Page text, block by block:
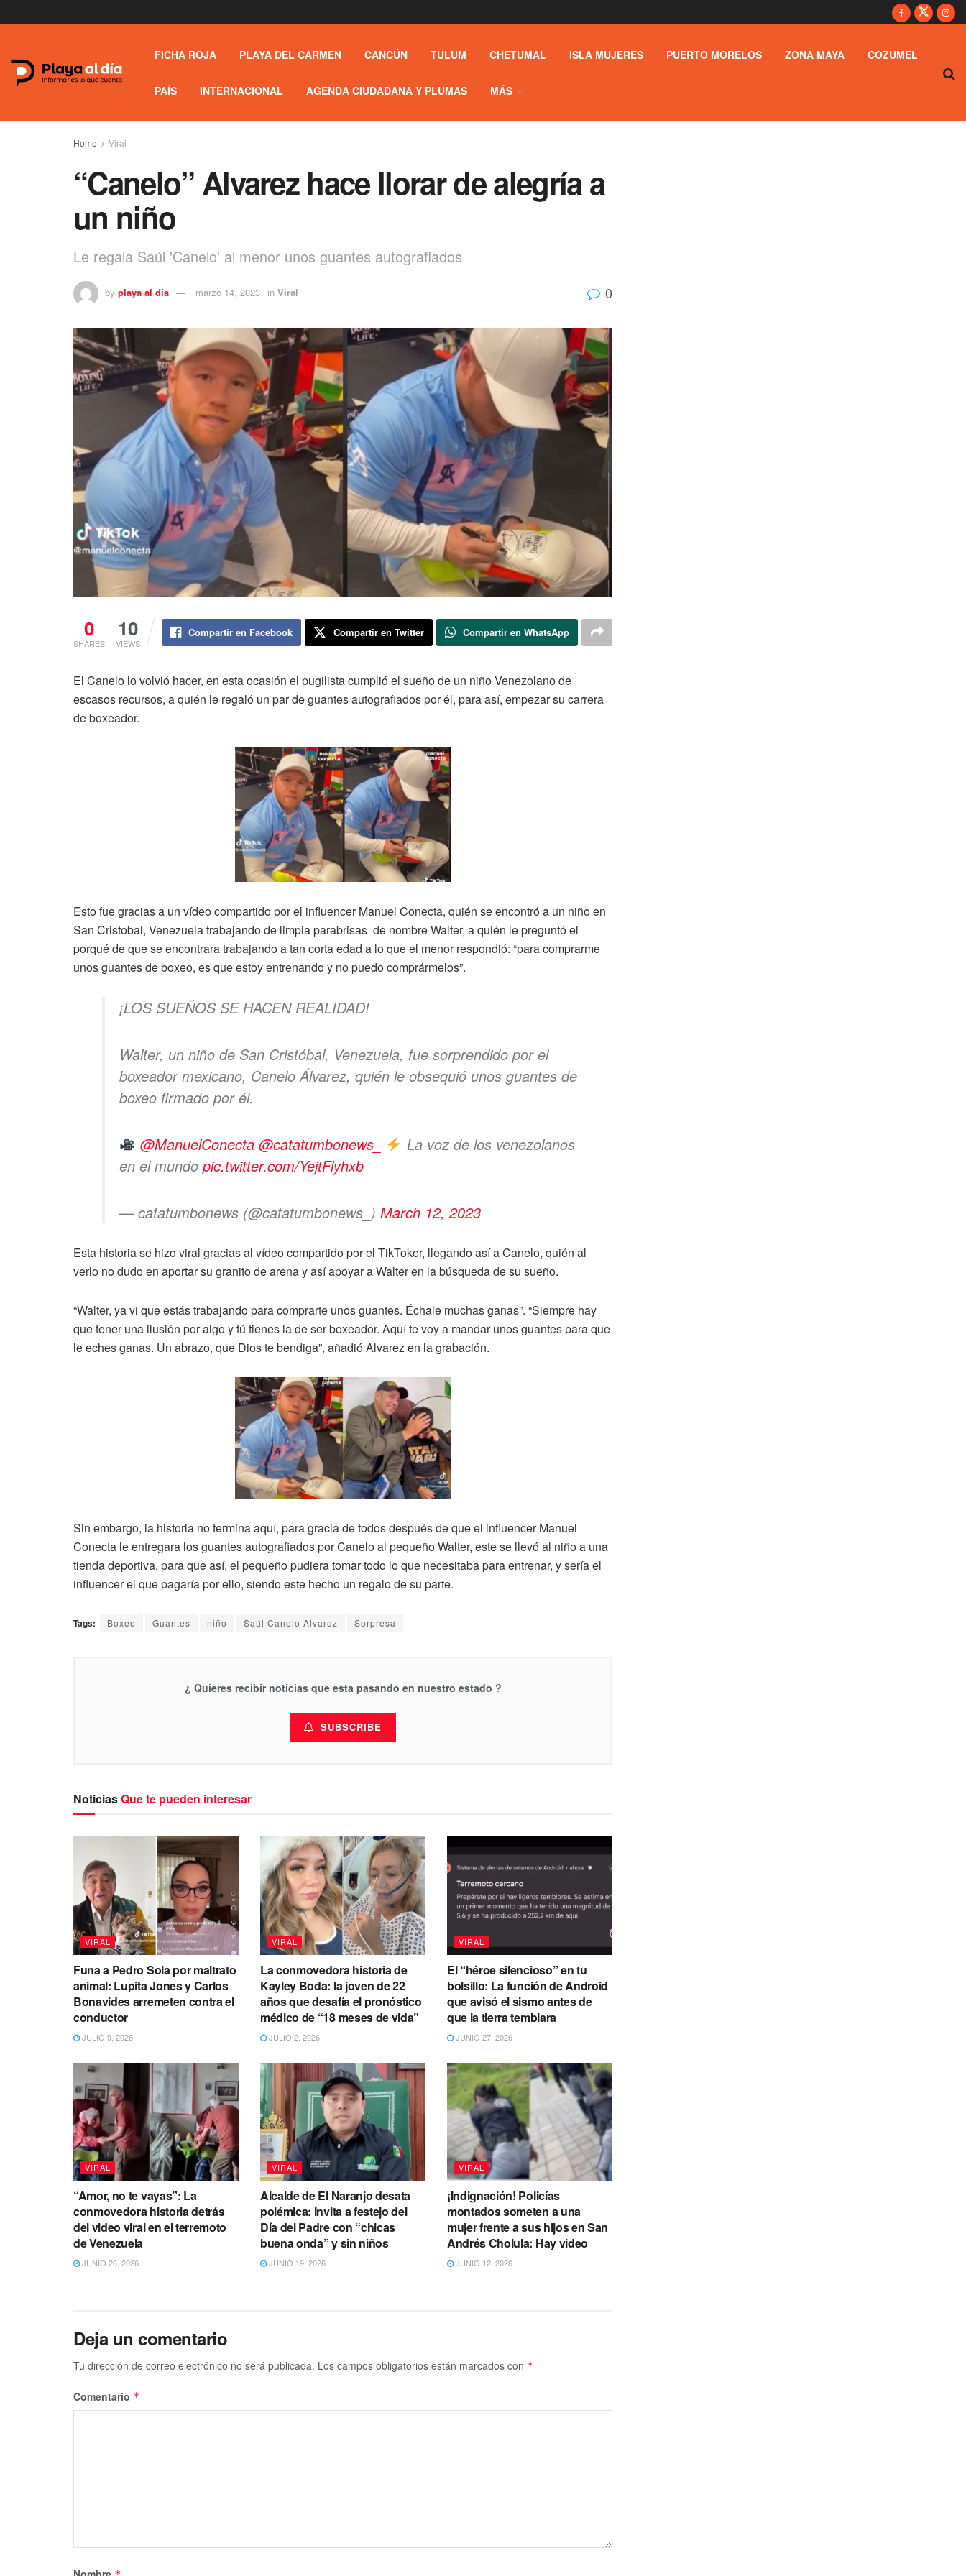
FICHA ROJA PLAYA DEL CARMEN CANCÚN TULUM CHETUMAL ISLA MUJERES PUERTO MORELOS ZONA MAYA COZUMEL
PAÍS INTERNACIONAL AGENDA CIUDADANA Y PLUMAS MÁS
Home Viral
“Canelo” Alvarez hace llorar de alegría a
un niño
Le regala Saúl 'Canelo' al menor unos guantes autografiados
by playa al dia marzo 14, 2023 in Viral 0
0
SHARES
10
VIEWS
Compartir en Facebook Compartir en Twitter Compartir en WhatsApp
El Canelo lo volvió hacer, en esta ocasión el pugilista cumplió el sueño de un niño Venezolano de
escasos recursos, a quién le regaló un par de guantes autografiados por él, para así, empezar su carrera
de boxeador.
Esto fue gracias a un vídeo compartido por el influencer Manuel Conecta, quién se encontró a un niño en
San Cristobal, Venezuela trabajando de limpia parabrisas de nombre Walter, a quién le preguntó el
porqué de que se encontrara trabajando a tan corta edad a lo que el menor respondió: “para comprarme
unos guantes de boxeo, es que estoy entrenando y no puedo comprármelos”.
¡LOS SUEÑOS SE HACEN REALIDAD!
Walter, un niño de San Cristóbal, Venezuela, fue sorprendido por el
boxeador mexicano, Canelo Álvarez, quién le obsequió unos guantes de
boxeo firmado por él.
@ManuelConecta @catatumbonews_
La voz de los venezolanos
en el mundo pic.twitter.com/YejtFlyhxb
— catatumbonews (@catatumbonews_) March 12, 2023
Esta historia se hizo viral gracias al vídeo compartido por el TikToker, llegando así a Canelo, quién al
verlo no dudo en aportar su granito de arena y así apoyar a Walter en la búsqueda de su sueño.
“Walter, ya vi que estás trabajando para comprarte unos guantes. Échale muchas ganas”. “Siempre hay
que tener una ilusión por algo y tú tienes la de ser boxeador. Aquí te voy a mandar unos guantes para que
le eches ganas. Un abrazo, que Dios te bendiga”, añadió Alvarez en la grabación.
Sin embargo, la historia no termina aquí, para gracia de todos después de que el influencer Manuel
Conecta le entregara los guantes autografiados por Canelo al pequeño Walter, este se llevó al niño a una
tienda deportiva, para que así, el pequeño pudiera tomar todo lo que necesitaba para entrenar, y sería el
influencer el que pagaría por ello, siendo este hecho un regalo de su parte.
Tags: Boxeo Guantes niño Saúl Canelo Alvarez Sorpresa
¿ Quieres recibir noticias que esta pasando en nuestro estado ?
SUBSCRIBE
NoticiasQue te pueden interesar
VIRAL
Funa a Pedro Sola por maltrato
animal: Lupita Jones y Carlos
Bonavides arremeten contra el
conductor
JULIO 9, 2026
VIRAL
La conmovedora historia de
Kayley Boda: la joven de 22
años que desafía el pronóstico
médico de “18 meses de vida”
JULIO 2, 2026
VIRAL
El “héroe silencioso” en tu
bolsillo: La función de Android
que avisó el sismo antes de
que la tierra temblara
JUNIO 27, 2026
VIRAL
“Amor, no te vayas”: La
conmovedora historia detrás
del video viral en el terremoto
de Venezuela
JUNIO 26, 2026
VIRAL
Alcalde de El Naranjo desata
polémica: Invita a festejo del
Día del Padre con “chicas
buena onda” y sin niños
JUNIO 19, 2026
VIRAL
¡Indignación! Policías
montados someten a una
mujer frente a sus hijos en San
Andrés Cholula: Hay video
JUNIO 12, 2026
Deja un comentario
Tu dirección de correo electrónico no será publicada. Los campos obligatorios están marcados con *
Comentario *